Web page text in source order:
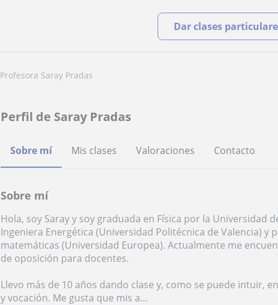
Dar clases
Profesora Saray Pradas
Perfil de Saray Pradas
Sobre mí Mis clases Valoraciones Contacto
Sobre mí
Hola, soy Saray y soy graduada en Física por la Universidad
Ingeniera Energética (Universidad Politécnica de Valencia) y
matemáticas (Universidad Europea). Actualmente me
de oposición para docentes.
Llevo más de 10 años dando clase y, como se puede intuir,
y vocación. Me gusta que mis a...